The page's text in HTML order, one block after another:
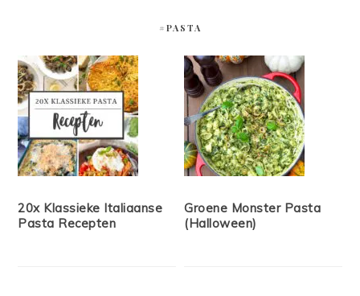
#PASTA
20x Klassieke Italiaanse
Pasta Recepten
Groene Monster Pasta
(Halloween)